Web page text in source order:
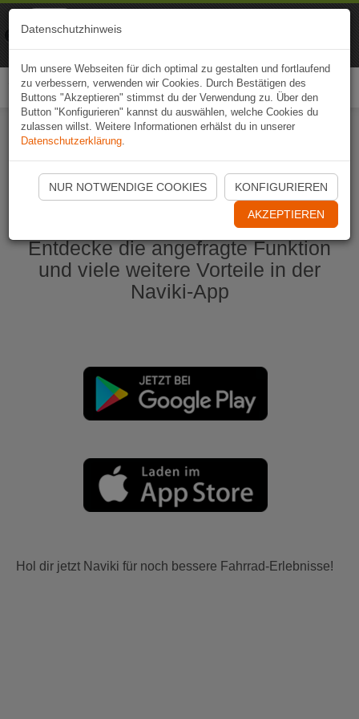
Naviki App jetzt öffnen
Entdecke die angefragte Funktion
und viele weitere Vorteile in der
Naviki-App
Hol dir jetzt Naviki für noch bessere Fahrrad-Erlebnisse!
Datenschutzhinweis
Um unsere Webseiten für dich optimal zu gestalten und fortlaufend
zu verbessern, verwenden wir Cookies. Durch Bestätigen des
Buttons "Akzeptieren" stimmst du der Verwendung zu. Über den
Button "Konfigurieren" kannst du auswählen, welche Cookies du
zulassen willst. Weitere Informationen erhälst du in unserer
Datenschutzerklärung.
NUR NOTWENDIGE COOKIES KONFIGURIEREN
AKZEPTIEREN
Naviki